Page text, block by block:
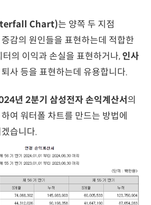
Chart)는 양쪽 두 지점
감의 원인들을 표현하는데 적합한
터의 이익과 손실을 표현하거나, 인사
사 등을 표현하는데 유용합니다.
년 2분기 삼성전자 손익계산서 의
여 워터폴 차트를 만드는 방법에
습니다.